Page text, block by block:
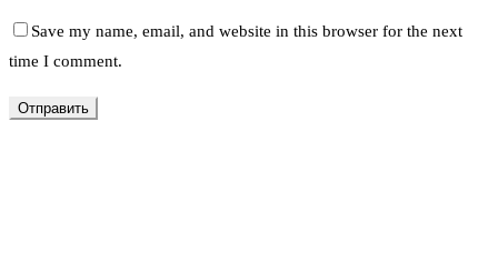
Save my name, email, and website in this browser for the next
time I comment.